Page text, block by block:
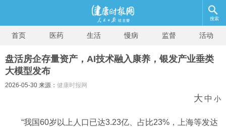
搜索
首页 医药 生活 慢病 监督 活动
盘活房企存量资产，AI技术融入康养，银发产业垂类
大模型发布
2026-05-30 来源： 健康时报网
大 中 小
“我国60岁以上人口已达3.23亿、占比23%，上海等发达